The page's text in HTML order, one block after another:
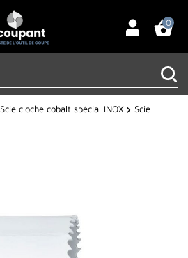
0
Scie cloche cobalt spécial INOX
Scie